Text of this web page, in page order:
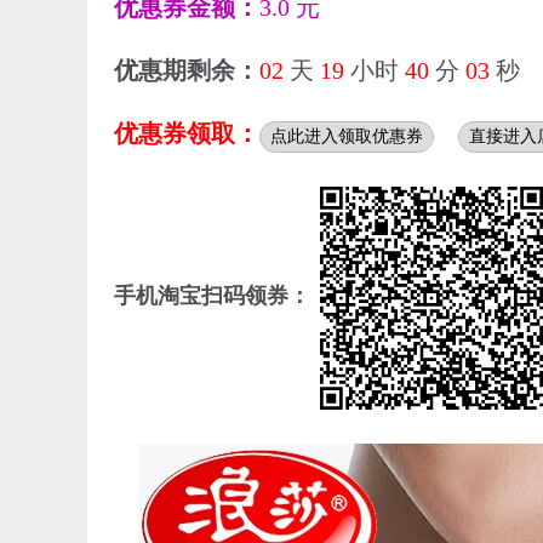
优惠券金额： 3.0 元
优惠期剩余： 02 天 19 小时 40 分 02 秒
优惠券领取： 点此进入领取优惠券 直接进入
手机淘宝扫码领券：